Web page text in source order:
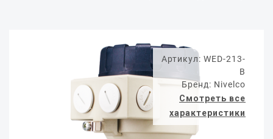
Артикул: WED-213-
B
Бренд: Nivelco
Смотреть все
характеристики